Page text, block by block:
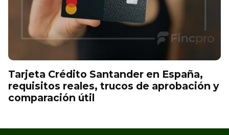
Tarjeta Crédito Santander en España,
requisitos reales, trucos de aprobación y
comparación útil